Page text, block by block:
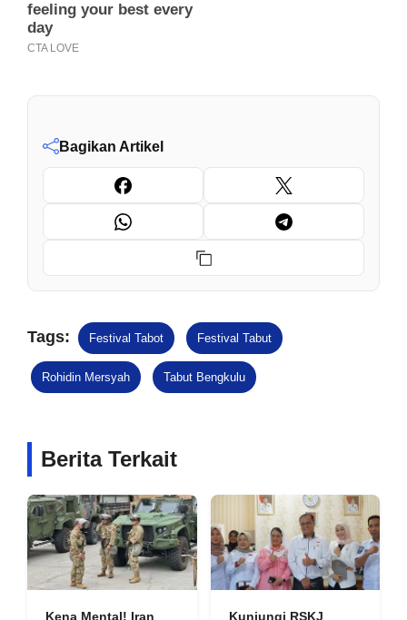
Bagikan Artikel
Tags: Festival Tabot Festival Tabut
Rohidin Mersyah Tabut Bengkulu
Berita Terkait
Kena Mental! Iran
Kunjungi RSKJ